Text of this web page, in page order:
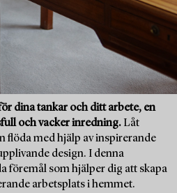
dina tankar och ditt arbete, en
och vacker inredning. Låt
flöda med hjälp av inspirerande
design. I denna
föremål som hjälper dig att skapa
arbetsplats i hemmet.